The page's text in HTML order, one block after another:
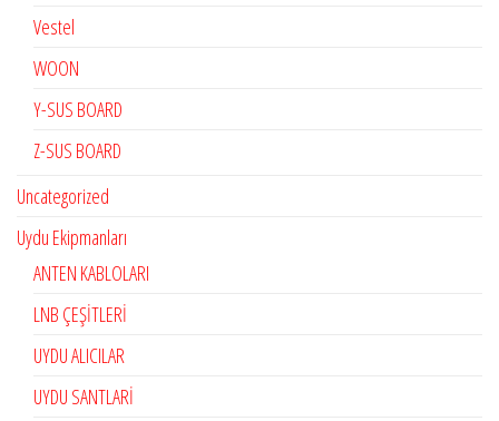
Vestel
WOON
Y-SUS BOARD
Z-SUS BOARD
Uncategorized
Uydu Ekipmanları
ANTEN KABLOLARI
LNB ÇEŞİTLERİ
UYDU ALICILAR
UYDU SANTLARİ